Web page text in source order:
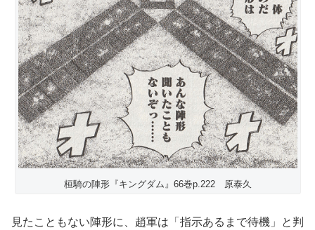
桓騎の陣形『キングダム』66巻p.222 原泰久
見たこともない陣形に、趙軍は「指示あるまで待機」と判